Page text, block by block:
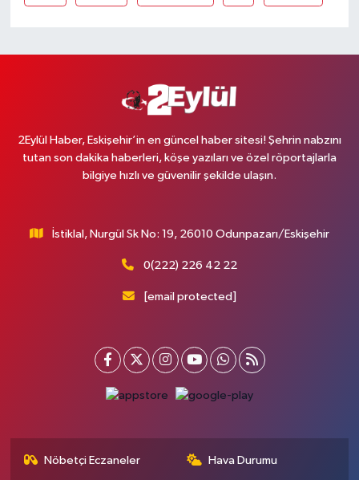
2Eylül Haber, Eskişehir’in en güncel haber sitesi! Şehrin nabzını
tutan son dakika haberleri, köşe yazıları ve özel röportajlarla
bilgiye hızlı ve güvenilir şekilde ulaşın.
İstiklal, Nurgül Sk No: 19, 26010 Odunpazarı/Eskişehir
0(222) 226 42 22
[email protected]
Nöbetçi Eczaneler Hava Durumu